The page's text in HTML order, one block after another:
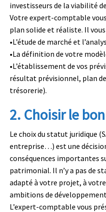
investisseurs de la viabilité
Votre expert-comptable
plan solide et réaliste. Il
•L’étude de marché et
•La définition de votre
•L’établissement de vos
résultat prévisionnel, plan
trésorerie).
2. Choisir le
Le choix du statut juridique
entreprise…) est une
conséquences importantes
patrimonial. Il n’y a pas de
adapté à votre projet, à
ambitions de
L’expert-comptable vous